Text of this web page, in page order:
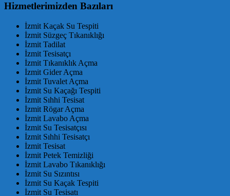
Hizmetlerimizden Bazıları
İzmit Kaçak Su Tespiti
İzmit Süzgeç Tıkanıklığı
İzmit Tadilat
İzmit Tesisatçı
İzmit Tıkanıklık Açma
İzmit Gider Açma
İzmit Tuvalet Açma
İzmit Su Kaçağı Tespiti
İzmit Sıhhi Tesisat
İzmit Rögar Açma
İzmit Lavabo Açma
İzmit Su Tesisatçısı
İzmit Sıhhi Tesisatçı
İzmit Tesisat
İzmit Petek Temizliği
İzmit Lavabo Tıkanıklığı
İzmit Su Sızıntısı
İzmit Su Kaçak Tespiti
İzmit Su Tesisatı